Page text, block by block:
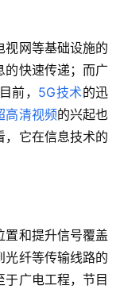
视网等基础设施的
的快速传递；而广
前， 5G技术的迅
高清视频的兴起也
，它在信息技术的
置和提升信号覆盖
光纤等传输线路的
广电工程，节目